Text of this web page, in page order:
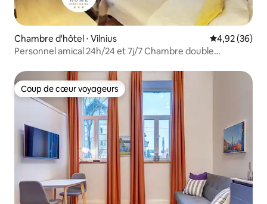
Chambre d'hôtel ⋅ Vilnius Évaluation
4,92 (36)
Personnel amical 24h/24 et 7j/7 Chambre double
Coup de cœur voyageurs
Coup de cœur voyageurs